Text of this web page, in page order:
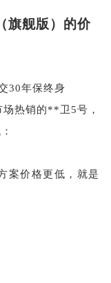
旗舰版）的价
30年保终身
热销的**卫5号，
案价格更低，就是